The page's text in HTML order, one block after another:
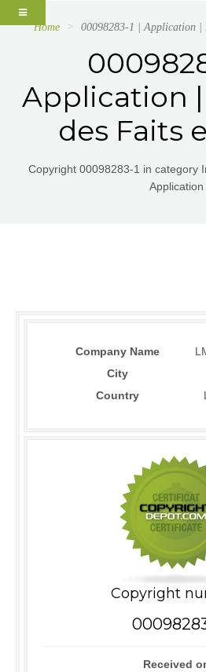
Home 00098283-1 | Application |
Application
des Faits
Copyright 00098283-1 in category
Application
Company Name
City
Country
Copyright
Received